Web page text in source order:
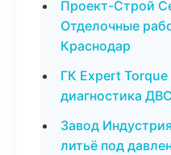
Проект-Строй
Отделочные
Краснодар
ГК Expert
диагностика
Завод
литьё под